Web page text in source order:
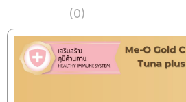
(0)